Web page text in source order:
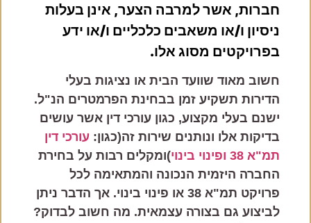
חברות, אשר למרבה הצער, אינן בעלות
ניסיון ו/או משאבים כלכליים ו/או ידע
בפרויקטים מסוג אלו.
חשוב מאוד שוועד הבית או נציגות בעלי
הדירות תשקיע זמן בבחינת הפרמטרים הנ"ל.
ישנם בעלי מקצוע, כגון עורכי דין אשר עושים
בדיקות אלו ונותנים שירות זה(כגון: עורכי דין
תמ"א 38 ופינוי בינוי
)ומקלים רבות על בחירת
החברה היזמית הנכונה והמתאימה לכל
פרויקט תמ"א 38 או פינוי בינוי. אך הדבר ניתן
לביצוע גם בצורה עצמאית. מה חשוב לבדוק?